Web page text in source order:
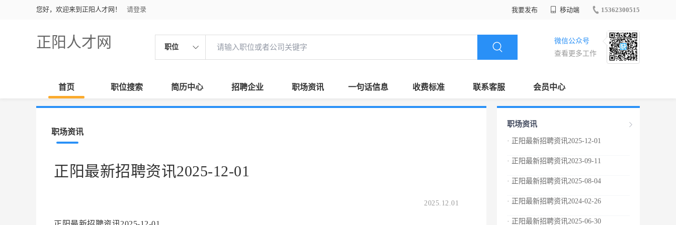
您好，欢迎来到正阳人才网！ 请登录 我要发布 移动端 15362300515
正阳人才网 职位
微信公众号
查看更多工作
首页 职位搜索 简历中心 招聘企业 职场资讯 一句话信息 收费标准 联系客服 会员中心
职场资讯
正阳最新招聘资讯2025-12-01
2025.12.01
职场资讯
· 正阳最新招聘资讯2025-12-01
· 正阳最新招聘资讯2023-09-11
· 正阳最新招聘资讯2025-08-04
· 正阳最新招聘资讯2024-02-26
· 正阳最新招聘资讯2025-06-30